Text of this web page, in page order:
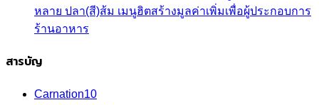
หลาย ปลา(สี)ส้ม เมนูฮิตสร้างมูลค่าเพิ่มเพื่อผู้ประกอบการ
ร้านอาหาร
สารบัญ
Carnation10